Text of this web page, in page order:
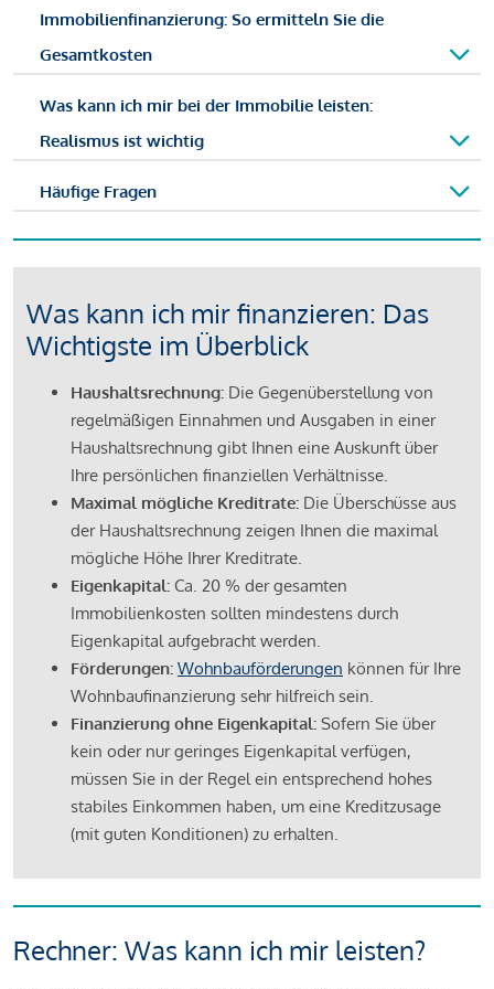
Immobilienfinanzierung: So ermitteln Sie die
Gesamtkosten
Was kann ich mir bei der Immobilie leisten:
Realismus ist wichtig
Häufige Fragen
Was kann ich mir finanzieren: Das
Wichtigste im Überblick
Haushaltsrechnung: Die Gegenüberstellung von
regelmäßigen Einnahmen und Ausgaben in einer
Haushaltsrechnung gibt Ihnen eine Auskunft über
Ihre persönlichen finanziellen Verhältnisse.
Maximal mögliche Kreditrate: Die Überschüsse aus
der Haushaltsrechnung zeigen Ihnen die maximal
mögliche Höhe Ihrer Kreditrate.
Eigenkapital: Ca. 20 % der gesamten
Immobilienkosten sollten mindestens durch
Eigenkapital aufgebracht werden.
Förderungen: Wohnbauförderungen können für Ihre
Wohnbaufinanzierung sehr hilfreich sein.
Finanzierung ohne Eigenkapital: Sofern Sie über
kein oder nur geringes Eigenkapital verfügen,
müssen Sie in der Regel ein entsprechend hohes
stabiles Einkommen haben, um eine Kreditzusage
(mit guten Konditionen) zu erhalten.
Rechner: Was kann ich mir leisten?